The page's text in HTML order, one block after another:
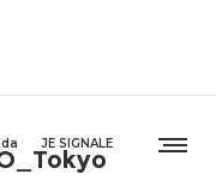
JE SIGNALE